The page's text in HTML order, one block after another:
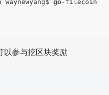
go-filecoin
以参与挖区块奖励